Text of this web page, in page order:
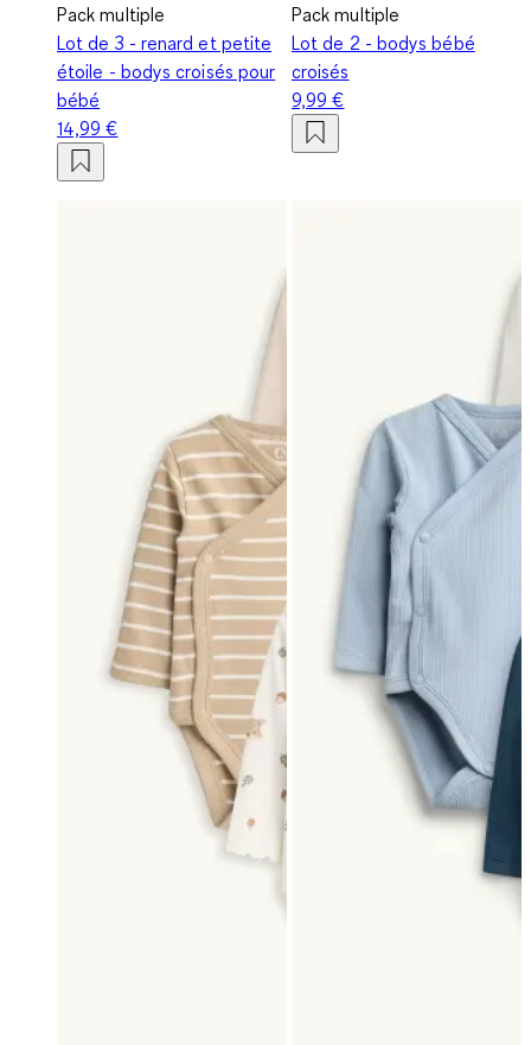
Pack multiple
Lot de 3 - renard et petite
étoile - bodys croisés pour
bébé
14,99 €
Pack multiple
Lot de 2 - bodys bébé
croisés
9,99 €